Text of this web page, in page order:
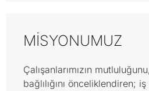
MISYONUMUZ
Çalışanlarımızın
bağlılığını önceliklendiren; iş